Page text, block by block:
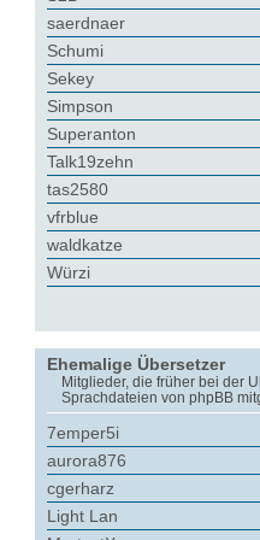
saerdnaer
Schumi
Sekey
Simpson
Superanton
Talk19zehn
tas2580
vfrblue
waldkatze
Würzi
Ehemalige Übersetzer
Mitglieder, die früher bei der
Sprachdateien von phpBB
7emper5i
aurora876
cgerharz
Light Lan